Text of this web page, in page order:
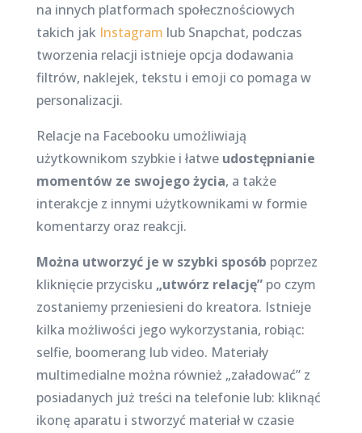
na innych platformach społecznościowych
takich jak Instagram lub Snapchat, podczas
tworzenia relacji istnieje opcja dodawania
filtrów, naklejek, tekstu i emoji co pomaga w
personalizacji.
Relacje na Facebooku umożliwiają
użytkownikom szybkie i łatweudostępnianie
momentów ze swojego życia, a także
interakcje z innymi użytkownikami w formie
komentarzy oraz reakcji.
Można utworzyć je w szybki sposób poprzez
kliknięcie przycisku „utwórz relację”po czym
zostaniemy przeniesieni do kreatora. Istnieje
kilka możliwości jego wykorzystania, robiąc:
selfie, boomerang lub video. Materiały
multimedialne można również „załadować” z
posiadanych już treści na telefonie lub: kliknąć
ikonę aparatu i stworzyć materiał w czasie